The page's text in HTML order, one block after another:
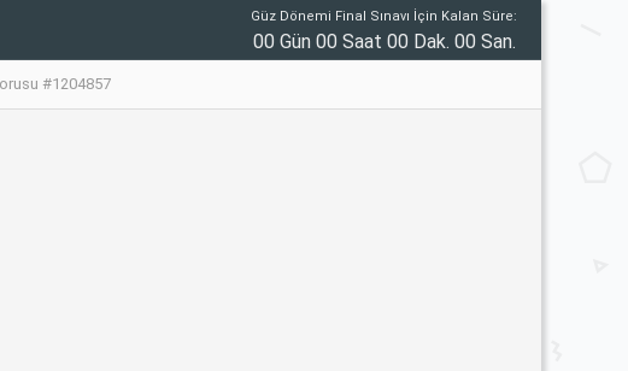
Güz Dönemi Final Sınavı İçin Kalan Süre:
00 Gün 00 Saat 00 Dak. 00 San.
#1204857